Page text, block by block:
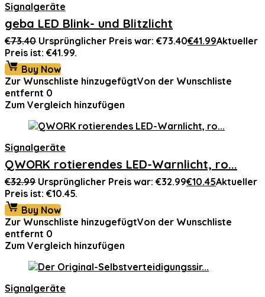
Signalgeräte
geba LED Blink- und Blitzlicht
€73.40 Ursprünglicher Preis war: €73.40€41.99Aktueller
Preis ist: €41.99.
Buy Now
Zur Wunschliste hinzugefügtVon der Wunschliste
entfernt 0
Zum Vergleich hinzufügen
Signalgeräte
QWORK rotierendes LED-Warnlicht, ro...
€32.99 Ursprünglicher Preis war: €32.99€10.45Aktueller
Preis ist: €10.45.
Buy Now
Zur Wunschliste hinzugefügtVon der Wunschliste
entfernt 0
Zum Vergleich hinzufügen
Signalgeräte